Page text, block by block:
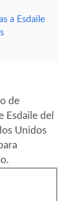
a Esdaile
de
Esdaile del
Unidos